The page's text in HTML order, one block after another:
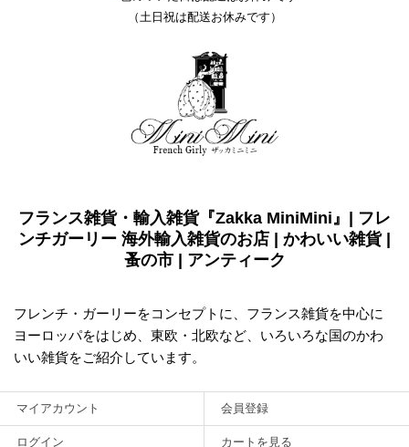
（土日祝は配送お休みです）
フランス雑貨・輸入雑貨『Zakka MiniMini』| フレ
ンチガーリー 海外輸入雑貨のお店 | かわいい雑貨 |
蚤の市 | アンティーク
フレンチ・ガーリーをコンセプトに、フランス雑貨を中心に
ヨーロッパをはじめ、東欧・北欧など、いろいろな国のかわ
いい雑貨をご紹介しています。
マイアカウント 会員登録
ログイン カートを見る